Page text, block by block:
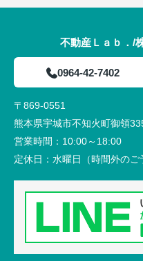
不動産Ｌａｂ．/
0964-42-7402
〒869-0551
熊本県宇城市不知火町御領
営業時間： 10:00～18:00
定休日： 水曜日（時間外のご